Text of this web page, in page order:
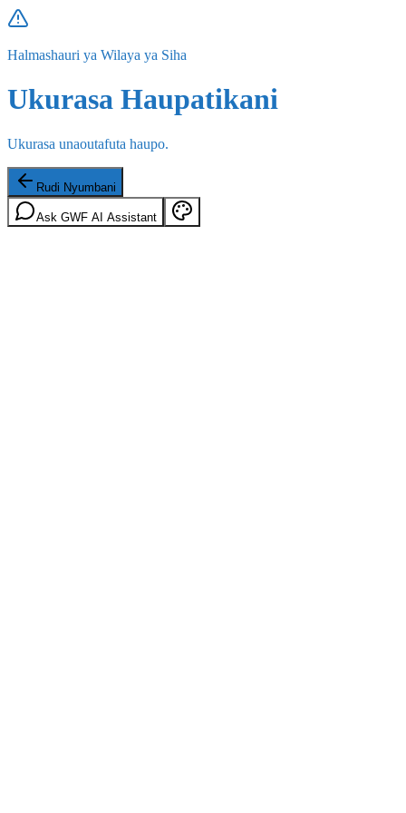
Halmashauri ya Wilaya ya Siha
Ukurasa Haupatikani
Ukurasa unaoutafuta haupo.
Rudi Nyumbani
Ask GWF AI Assistant